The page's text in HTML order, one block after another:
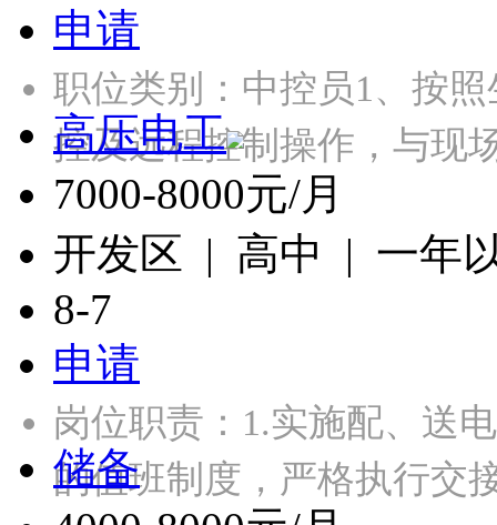
申请
职位类别：中控员1、按
控及远程控制操作，与
高压电工
7000-8000元/月
开发区 | 高中 | 一年
8-7
申请
岗位职责：1.实施配、送
的值班制度，严格执行
储备